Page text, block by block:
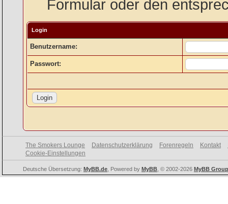
Formular oder den
Login
Benutzername:
Passwort:
The Smokers Lounge Datenschutzerklärung Forenregeln Kontakt
Cookie-Einstellungen
Deutsche Übersetzung: MyBB.de , Powered by MyBB , © 2002-2026 MyBB Group